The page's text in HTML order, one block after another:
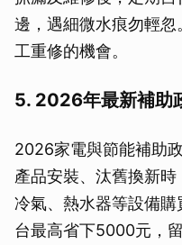
邊，遇細微水痕勿輕
工重修的機會。
5. 2026年最新補助
2026家電與節能補助
產品安裝、汰舊換新時
冷氣、熱水器等設備
台最高省下5000元，
取消